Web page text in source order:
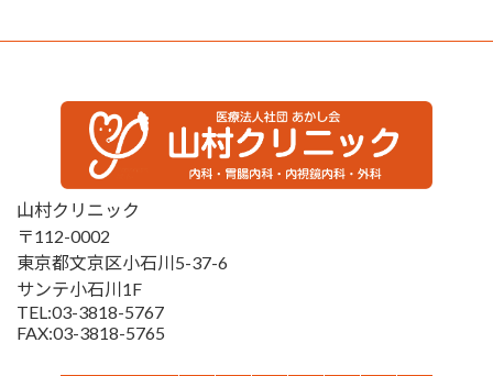
山村クリニック
〒112-0002
東京都文京区小石川5-37-6
サンテ小石川1F
TEL:03-3818-5767
FAX:03-3818-5765